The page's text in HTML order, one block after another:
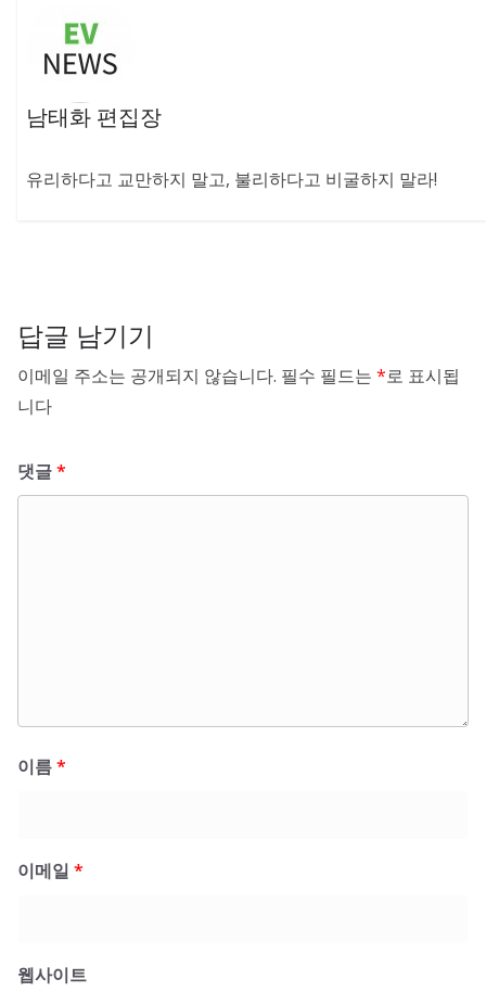
남태화 편집장
유리하다고 교만하지 말고, 불리하다고 비굴하지 말라!
답글 남기기
이메일 주소는 공개되지 않습니다. 필수 필드는 *로 표시됩
니다
댓글*
이름*
이메일 *
웹사이트